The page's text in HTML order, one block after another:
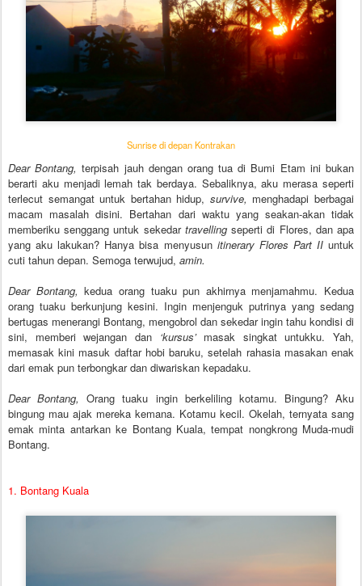
Sunrise di depan Kontrakan
Dear Bontang, terpisah jauh dengan orang tua di Bumi Etam ini bukan
berarti aku menjadi lemah tak berdaya. Sebaliknya, aku merasa seperti
terlecut semangat untuk bertahan hidup, survive, menghadapi berbagai
macam masalah disini. Bertahan dari waktu yang seakan-akan tidak
memberiku senggang untuk sekedar travellingseperti di Flores, dan apa
yang aku lakukan? Hanya bisa menyusun itinerary Flores Part IIuntuk
cuti tahun depan. Semoga terwujud, amin.
Dear Bontang, kedua orang tuaku pun akhirnya menjamahmu. Kedua
orang tuaku berkunjung kesini. Ingin menjenguk putrinya yang sedang
bertugas menerangi Bontang, mengobrol dan sekedar ingin tahu kondisi di
sini, memberi wejangan dan ‘kursus’masak singkat untukku. Yah,
memasak kini masuk daftar hobi baruku, setelah rahasia masakan enak
dari emak pun terbongkar dan diwariskan kepadaku.
Dear Bontang, Orang tuaku ingin berkeliling kotamu. Bingung? Aku
bingung mau ajak mereka kemana. Kotamu kecil. Okelah, ternyata sang
emak minta antarkan ke Bontang Kuala, tempat nongkrong Muda-mudi
Bontang.
1. Bontang Kuala